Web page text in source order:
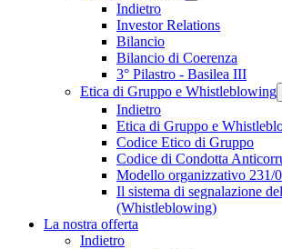
Indietro
Investor Relations
Bilancio
Bilancio di Coerenza
3° Pilastro - Basilea III
Etica di Gruppo e Whistleblowing
Indietro
Etica di Gruppo e
Codice Etico di Gruppo
Codice di Condotta
Modello organizzativo 231/
Il sistema di segnalazione
(Whistleblowing)
La nostra offerta
Indietro